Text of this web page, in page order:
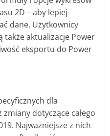
2D – aby lepiej
dane. Użytkownicy
także aktualizacje Power
eksportu do Power
dla
dotyczące całego
Najważniejsze z nich